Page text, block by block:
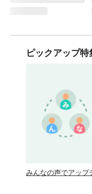
ピックアップ特
みんなの声でアップ